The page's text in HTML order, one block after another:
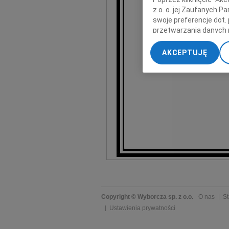
Copyright © Wyborcza sp. z o.o. O nas
Ustawienia prywatności
z o. o. jej Zaufanych
swoje preferencje dot.
przetwarzania danych
„Ustawienia
My, nasi Zaufani
dokładnych danych
Przechowywanie
treści, badnie
AKCEPTUJĘ